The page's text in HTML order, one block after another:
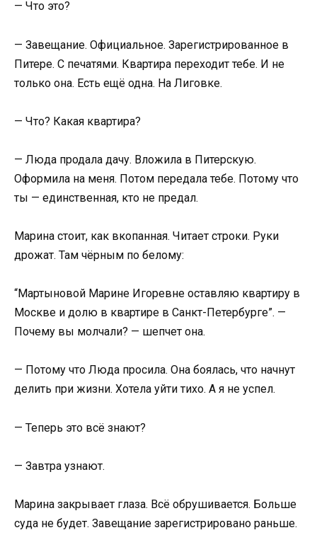
— Что это?
— Завещание. Официальное. Зарегистрированное в
Питере. С печатями. Квартира переходит тебе. И не
только она. Есть ещё одна. На Лиговке.
— Что? Какая квартира?
— Люда продала дачу. Вложила в Питерскую.
Оформила на меня. Потом передала тебе. Потому что
ты — единственная, кто не предал.
Марина стоит, как вкопанная. Читает строки. Руки
дрожат. Там чёрным по белому:
“Мартыновой Марине Игоревне оставляю квартиру в
Москве и долю в квартире в Санкт-Петербурге”. —
Почему вы молчали? — шепчет она.
— Потому что Люда просила. Она боялась, что начнут
делить при жизни. Хотела уйти тихо. А я не успел.
— Теперь это всё знают?
— Завтра узнают.
Марина закрывает глаза. Всё обрушивается. Больше
суда не будет. Завещание зарегистрировано раньше.